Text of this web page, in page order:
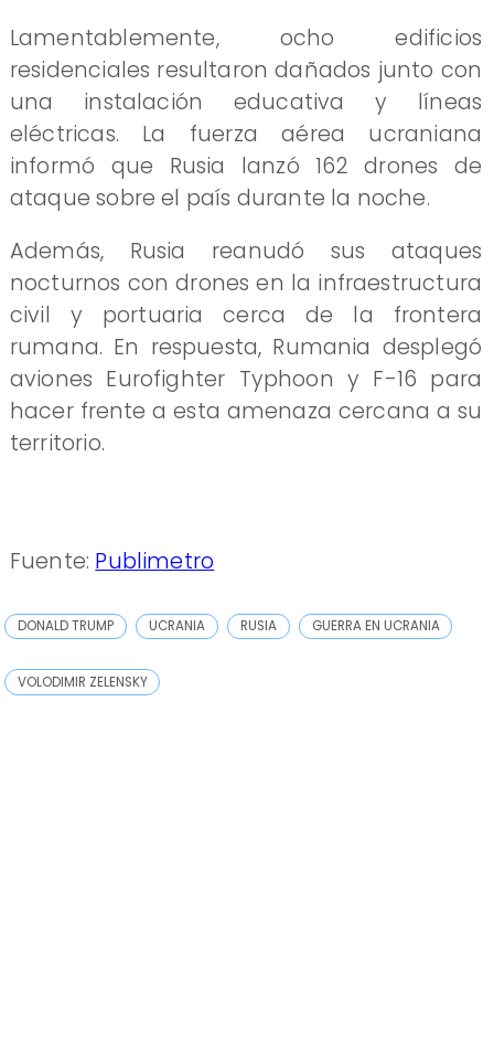
Lamentablemente, ocho edificios
residenciales resultaron dañados junto con
una instalación educativa y líneas
eléctricas. La fuerza aérea ucraniana
informó que Rusia lanzó 162 drones de
ataque sobre el país durante la noche.
Además, Rusia reanudó sus ataques
nocturnos con drones en la infraestructura
civil y portuaria cerca de la frontera
rumana. En respuesta, Rumania desplegó
aviones Eurofighter Typhoon y F-16 para
hacer frente a esta amenaza cercana a su
territorio.
Fuente: Publimetro
DONALD TRUMP UCRANIA RUSIA GUERRA EN UCRANIA
VOLODIMIR ZELENSKY